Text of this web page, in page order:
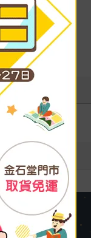
加入購物車
錄-2026上半年暢銷